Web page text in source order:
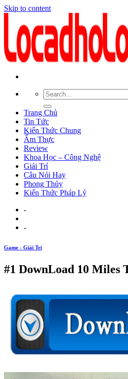
Skip to content
Trang Chủ
Tin Tức
Kiến Thức Chung
Ẩm Thực
Review
Khoa Học – Công Nghệ
Giải Trí
Câu Nói Hay
Phong Thủy
Kiến Thức Pháp Lý
-
-
Game - Giải Trí
#1 DownLoad 10 Miles